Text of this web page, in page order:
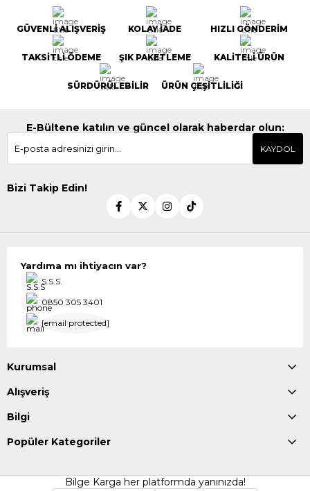
GÜVENLİ ALIŞVERİŞ KOLAY İADE HIZLI GÖNDERİM
TAKSİTLİ ÖDEME ŞIK PAKETLEME KALİTELİ ÜRÜN
SÜRDÜRÜLEBİLİR ÜRÜN ÇEŞİTLİLİĞİ
E-Bültene katılın ve güncel olarak haberdar olun:
KAYDOL
Bizi Takip Edin!
Yardıma mı ihtiyacın var?
S.S.S.
0850 305 3401
[email protected]
Kurumsal
Alışveriş
Bilgi
Popüler Kategoriler
Bilge Karga her platformda yanınızda!